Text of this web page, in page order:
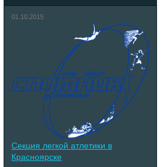
01.10.2015
Секция легкой атлетики в
Красноярске